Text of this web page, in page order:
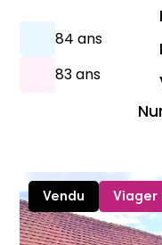
84 ans
83 ans
Vendu Viager